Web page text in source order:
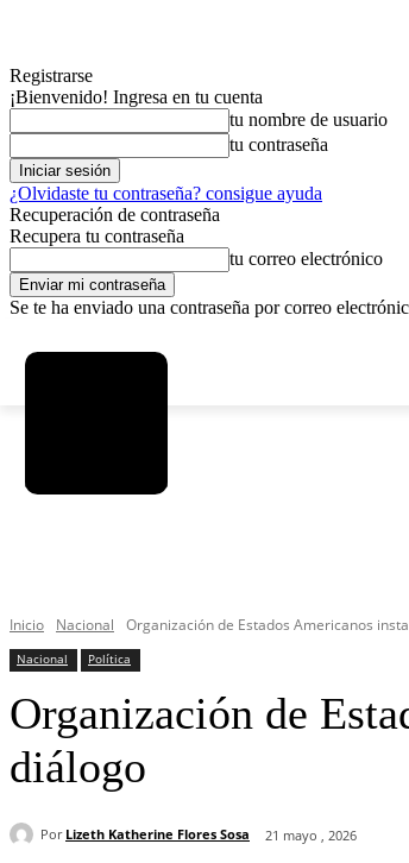
Registrarse
¡Bienvenido! Ingresa en tu cuenta
tu nombre de usuario
tu contraseña
¿Olvidaste tu contraseña? consigue ayuda
Recuperación de contraseña
Recupera tu contraseña
tu correo electrónico
Se te ha enviado una contraseña por correo
Inicio Nacional Organización de Estados Americanos
Nacional Política
Organización de
diálogo
Por Lizeth Katherine Flores Sosa 21 mayo , 2026